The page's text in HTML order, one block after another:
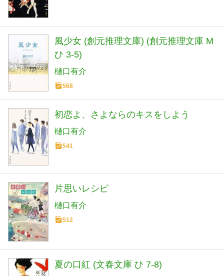
風少女 (創元推理文庫) (創元推理文庫 M
ひ 3-5)
樋口有介
568
初恋よ、さよならのキスをしよう
樋口有介
541
片思いレシピ
樋口有介
512
夏の口紅 (文春文庫 ひ 7-8)